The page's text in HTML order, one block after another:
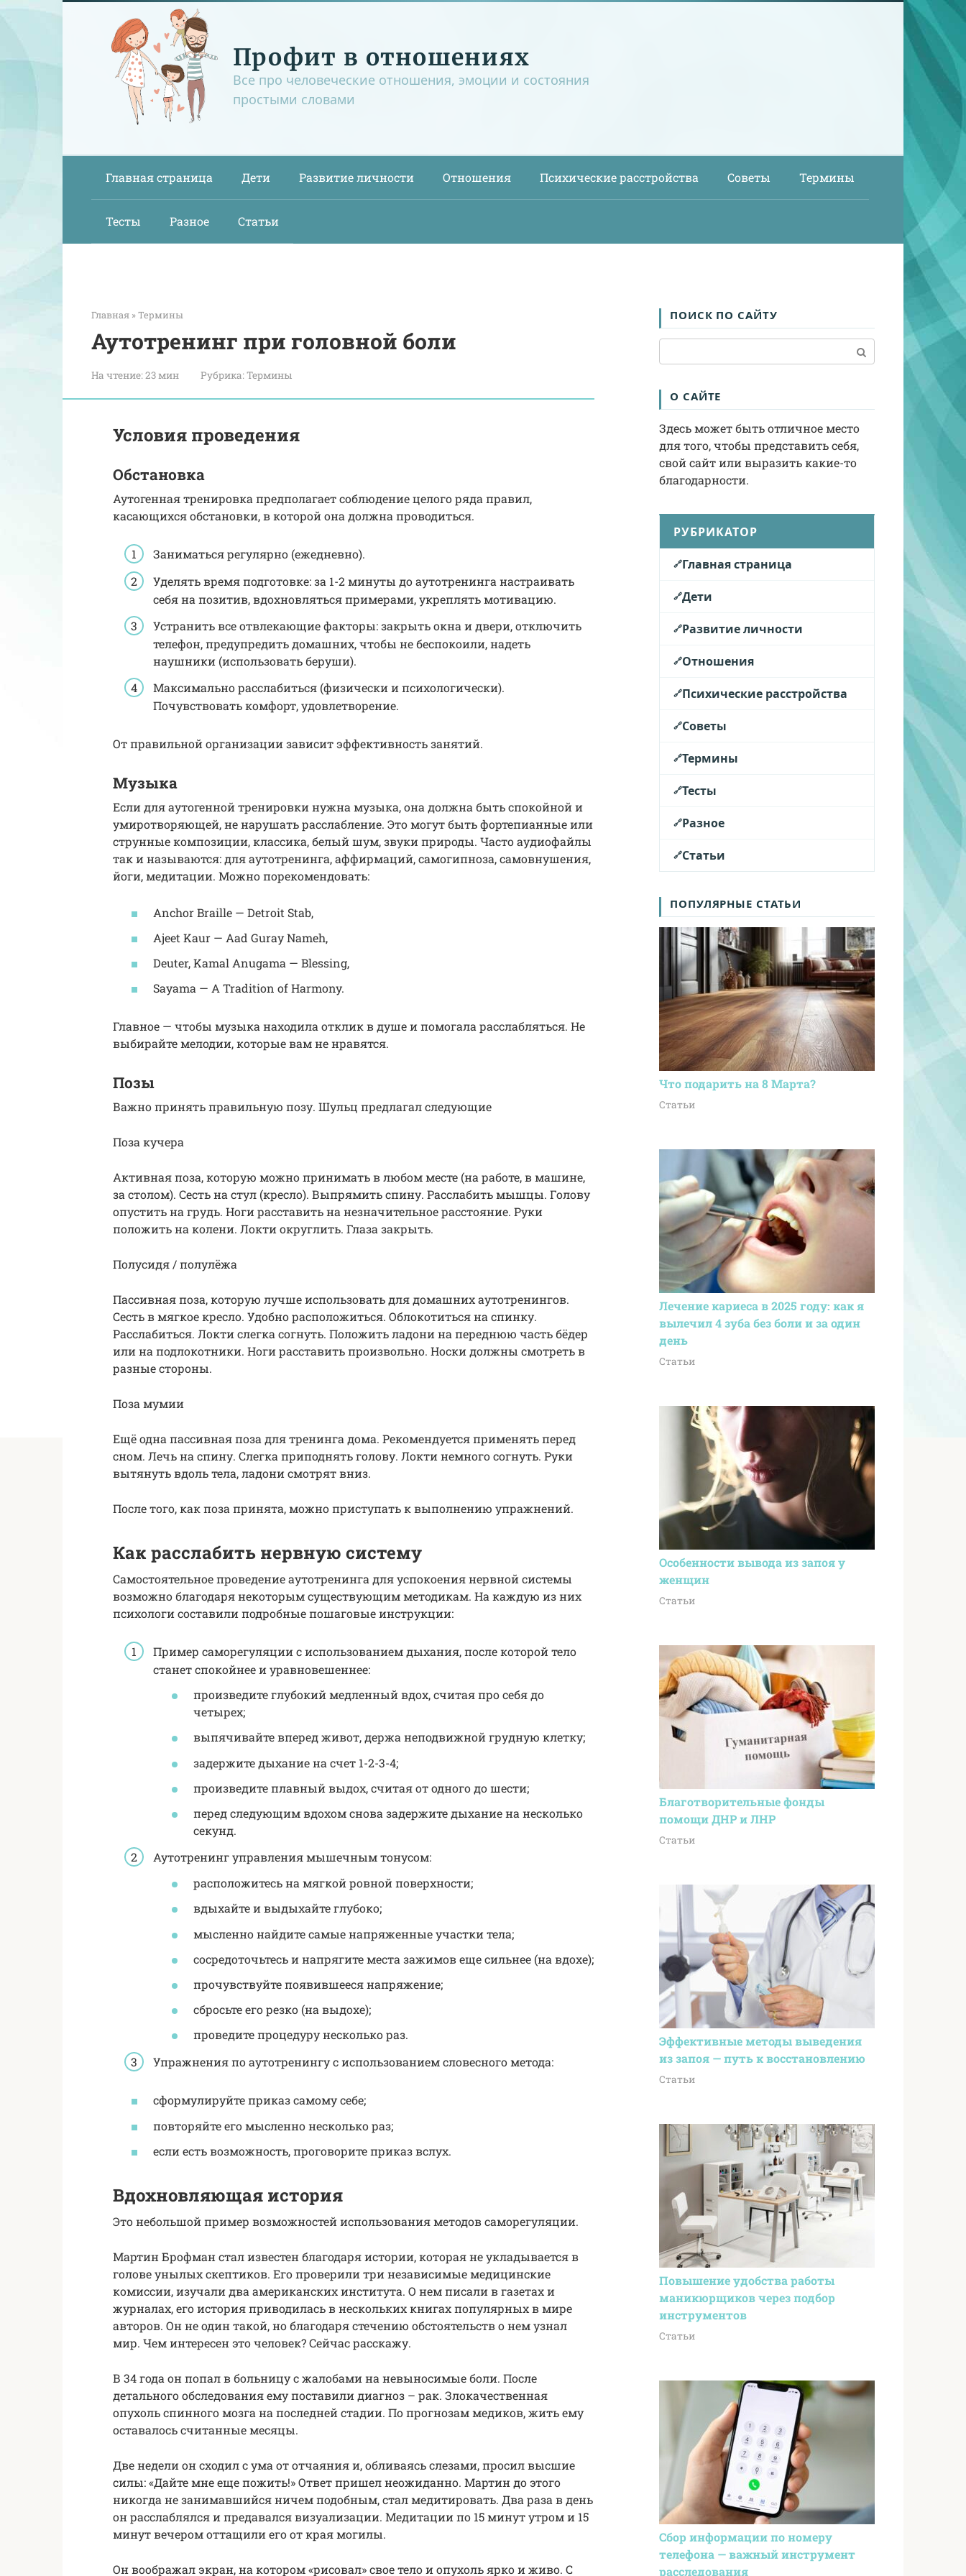
Перейти
Профит в отношениях
Все про человеческие отношения, эмоции и состояния
простыми словами
Главная страница Дети Развитие личности Отношения Психические расстройства Советы Термины
Тесты Разное Статьи
Главная »Термины
Аутотренинг при головной боли
На чтение:23 мин Рубрика:Термины
Условия проведения
Обстановка
Аутогенная тренировка предполагает соблюдение целого ряда правил,
касающихся обстановки, в которой она должна проводиться.
Заниматься регулярно (ежедневно).
Уделять время подготовке: за 1-2 минуты до аутотренинга настраивать
себя на позитив, вдохновляться примерами, укреплять мотивацию.
Устранить все отвлекающие факторы: закрыть окна и двери, отключить
телефон, предупредить домашних, чтобы не беспокоили, надеть
наушники (использовать беруши).
Максимально расслабиться (физически и психологически).
Почувствовать комфорт, удовлетворение.
От правильной организации зависит эффективность занятий.
Музыка
Если для аутогенной тренировки нужна музыка, она должна быть спокойной и
умиротворяющей, не нарушать расслабление. Это могут быть фортепианные или
струнные композиции, классика, белый шум, звуки природы. Часто аудиофайлы
так и называются: для аутотренинга, аффирмаций, самогипноза, самовнушения,
йоги, медитации. Можно порекомендовать:
Anchor Braille — Detroit Stab,
Ajeet Kaur — Aad Guray Nameh,
Deuter, Kamal Anugama — Blessing,
Sayama — A Tradition of Harmony.
Главное — чтобы музыка находила отклик в душе и помогала расслабляться. Не
выбирайте мелодии, которые вам не нравятся.
Позы
Важно принять правильную позу. Шульц предлагал следующие
Поза кучера
Активная поза, которую можно принимать в любом месте (на работе, в машине,
за столом). Сесть на стул (кресло). Выпрямить спину. Расслабить мышцы. Голову
опустить на грудь. Ноги расставить на незначительное расстояние. Руки
положить на колени. Локти округлить. Глаза закрыть.
Полусидя / полулёжа
Пассивная поза, которую лучше использовать для домашних аутотренингов.
Сесть в мягкое кресло. Удобно расположиться. Облокотиться на спинку.
Расслабиться. Локти слегка согнуть. Положить ладони на переднюю часть бёдер
или на подлокотники. Ноги расставить произвольно. Носки должны смотреть в
разные стороны.
Поза мумии
Ещё одна пассивная поза для тренинга дома. Рекомендуется применять перед
сном. Лечь на спину. Слегка приподнять голову. Локти немного согнуть. Руки
вытянуть вдоль тела, ладони смотрят вниз.
После того, как поза принята, можно приступать к выполнению упражнений.
Как расслабить нервную систему
Самостоятельное проведение аутотренинга для успокоения нервной системы
возможно благодаря некоторым существующим методикам. На каждую из них
психологи составили подробные пошаговые инструкции:
Пример саморегуляции с использованием дыхания, после которой тело
станет спокойнее и уравновешеннее:
произведите глубокий медленный вдох, считая про себя до
четырех;
выпячивайте вперед живот, держа неподвижной грудную клетку;
задержите дыхание на счет 1-2-3-4;
произведите плавный выдох, считая от одного до шести;
перед следующим вдохом снова задержите дыхание на несколько
секунд.
Аутотренинг управления мышечным тонусом:
расположитесь на мягкой ровной поверхности;
вдыхайте и выдыхайте глубоко;
мысленно найдите самые напряженные участки тела;
сосредоточьтесь и напрягите места зажимов еще сильнее (на вдохе);
прочувствуйте появившееся напряжение;
сбросьте его резко (на выдохе);
проведите процедуру несколько раз.
Упражнения по аутотренингу с использованием словесного метода:
сформулируйте приказ самому себе;
повторяйте его мысленно несколько раз;
если есть возможность, проговорите приказ вслух.
Вдохновляющая история
Это небольшой пример возможностей использования методов саморегуляции.
Мартин Брофман стал известен благодаря истории, которая не укладывается в
голове унылых скептиков. Его проверили три независимые медицинские
комиссии, изучали два американских института. О нем писали в газетах и
журналах, его история приводилась в нескольких книгах популярных в мире
авторов. Он не один такой, но благодаря стечению обстоятельств о нем узнал
мир. Чем интересен это человек? Сейчас расскажу.
В 34 года он попал в больницу с жалобами на невыносимые боли. После
детального обследования ему поставили диагноз – рак. Злокачественная
опухоль спинного мозга на последней стадии. По прогнозам медиков, жить ему
оставалось считанные месяцы.
Две недели он сходил с ума от отчаяния и, обливаясь слезами, просил высшие
силы: «Дайте мне еще пожить!» Ответ пришел неожиданно. Мартин до этого
никогда не занимавшийся ничем подобным, стал медитировать. Два раза в день
он расслаблялся и предавался визуализации. Медитации по 15 минут утром и 15
минут вечером оттащили его от края могилы.
Он воображал экран, на котором «рисовал» свое тело и опухоль ярко и живо. С
ПОИСК ПО САЙТУ
О САЙТЕ
Здесь может быть отличное место
для того, чтобы представить себя,
свой сайт или выразить какие-то
благодарности.
РУБРИКАТОР
Главная страница
Дети
Развитие личности
Отношения
Психические расстройства
Советы
Термины
Тесты
Разное
Статьи
ПОПУЛЯРНЫЕ СТАТЬИ
Что подарить на 8 Марта?
Статьи
Лечение кариеса в 2025 году: как я
вылечил 4 зуба без боли и за один
день
Статьи
Особенности вывода из запоя у
женщин
Статьи
Благотворительные фонды
помощи ДНР и ЛНР
Статьи
Эффективные методы выведения
из запоя — путь к восстановлению
Статьи
Повышение удобства работы
маникюрщиков через подбор
инструментов
Статьи
Сбор информации по номеру
телефона — важный инструмент
расследования